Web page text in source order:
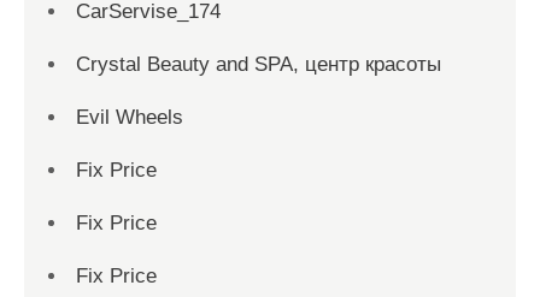
CarServise_174
Crystal Beauty and SPA, центр красоты
Evil Wheels
Fix Price
Fix Price
Fix Price